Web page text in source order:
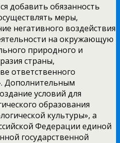
добавить обязанность
меры,
негативного воздействия
на окружающую
природного и
страны,
ответственного
Дополнительным
условий для
образования
культуры», а
Федерации единой
государственной